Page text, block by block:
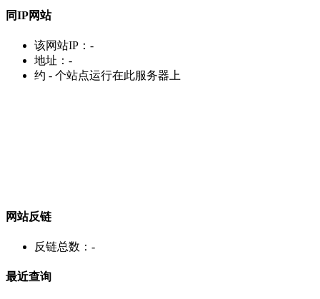
同IP网站
该网站IP： -
地址： -
约 - 个站点运行在此服务器上
网站反链
反链总数： -
最近查询